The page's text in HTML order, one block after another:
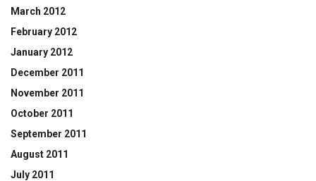
March 2012
February 2012
January 2012
December 2011
November 2011
October 2011
September 2011
August 2011
July 2011